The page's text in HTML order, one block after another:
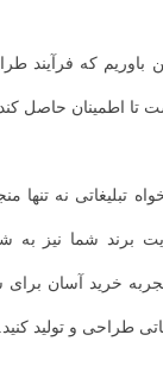
باوریم که
تا اطمینان حاصل
تبلیغاتی نه
برند شما نیز به
خرید آسان برای
طراحی و تولید کنید.